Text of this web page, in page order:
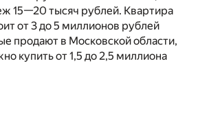
15—20 тысяч рублей. Квартира
от 3 до 5 миллионов рублей
продают в Московской области,
купить от 1,5 до 2,5 миллиона